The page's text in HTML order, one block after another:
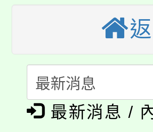
代理(課)教師
公告本校115
代理(課)教師
《TA101》溝
程，歡迎學生
轉知苗栗縣政
縣市「校園短
115年食農教
學期銜接期間
最新消息 /